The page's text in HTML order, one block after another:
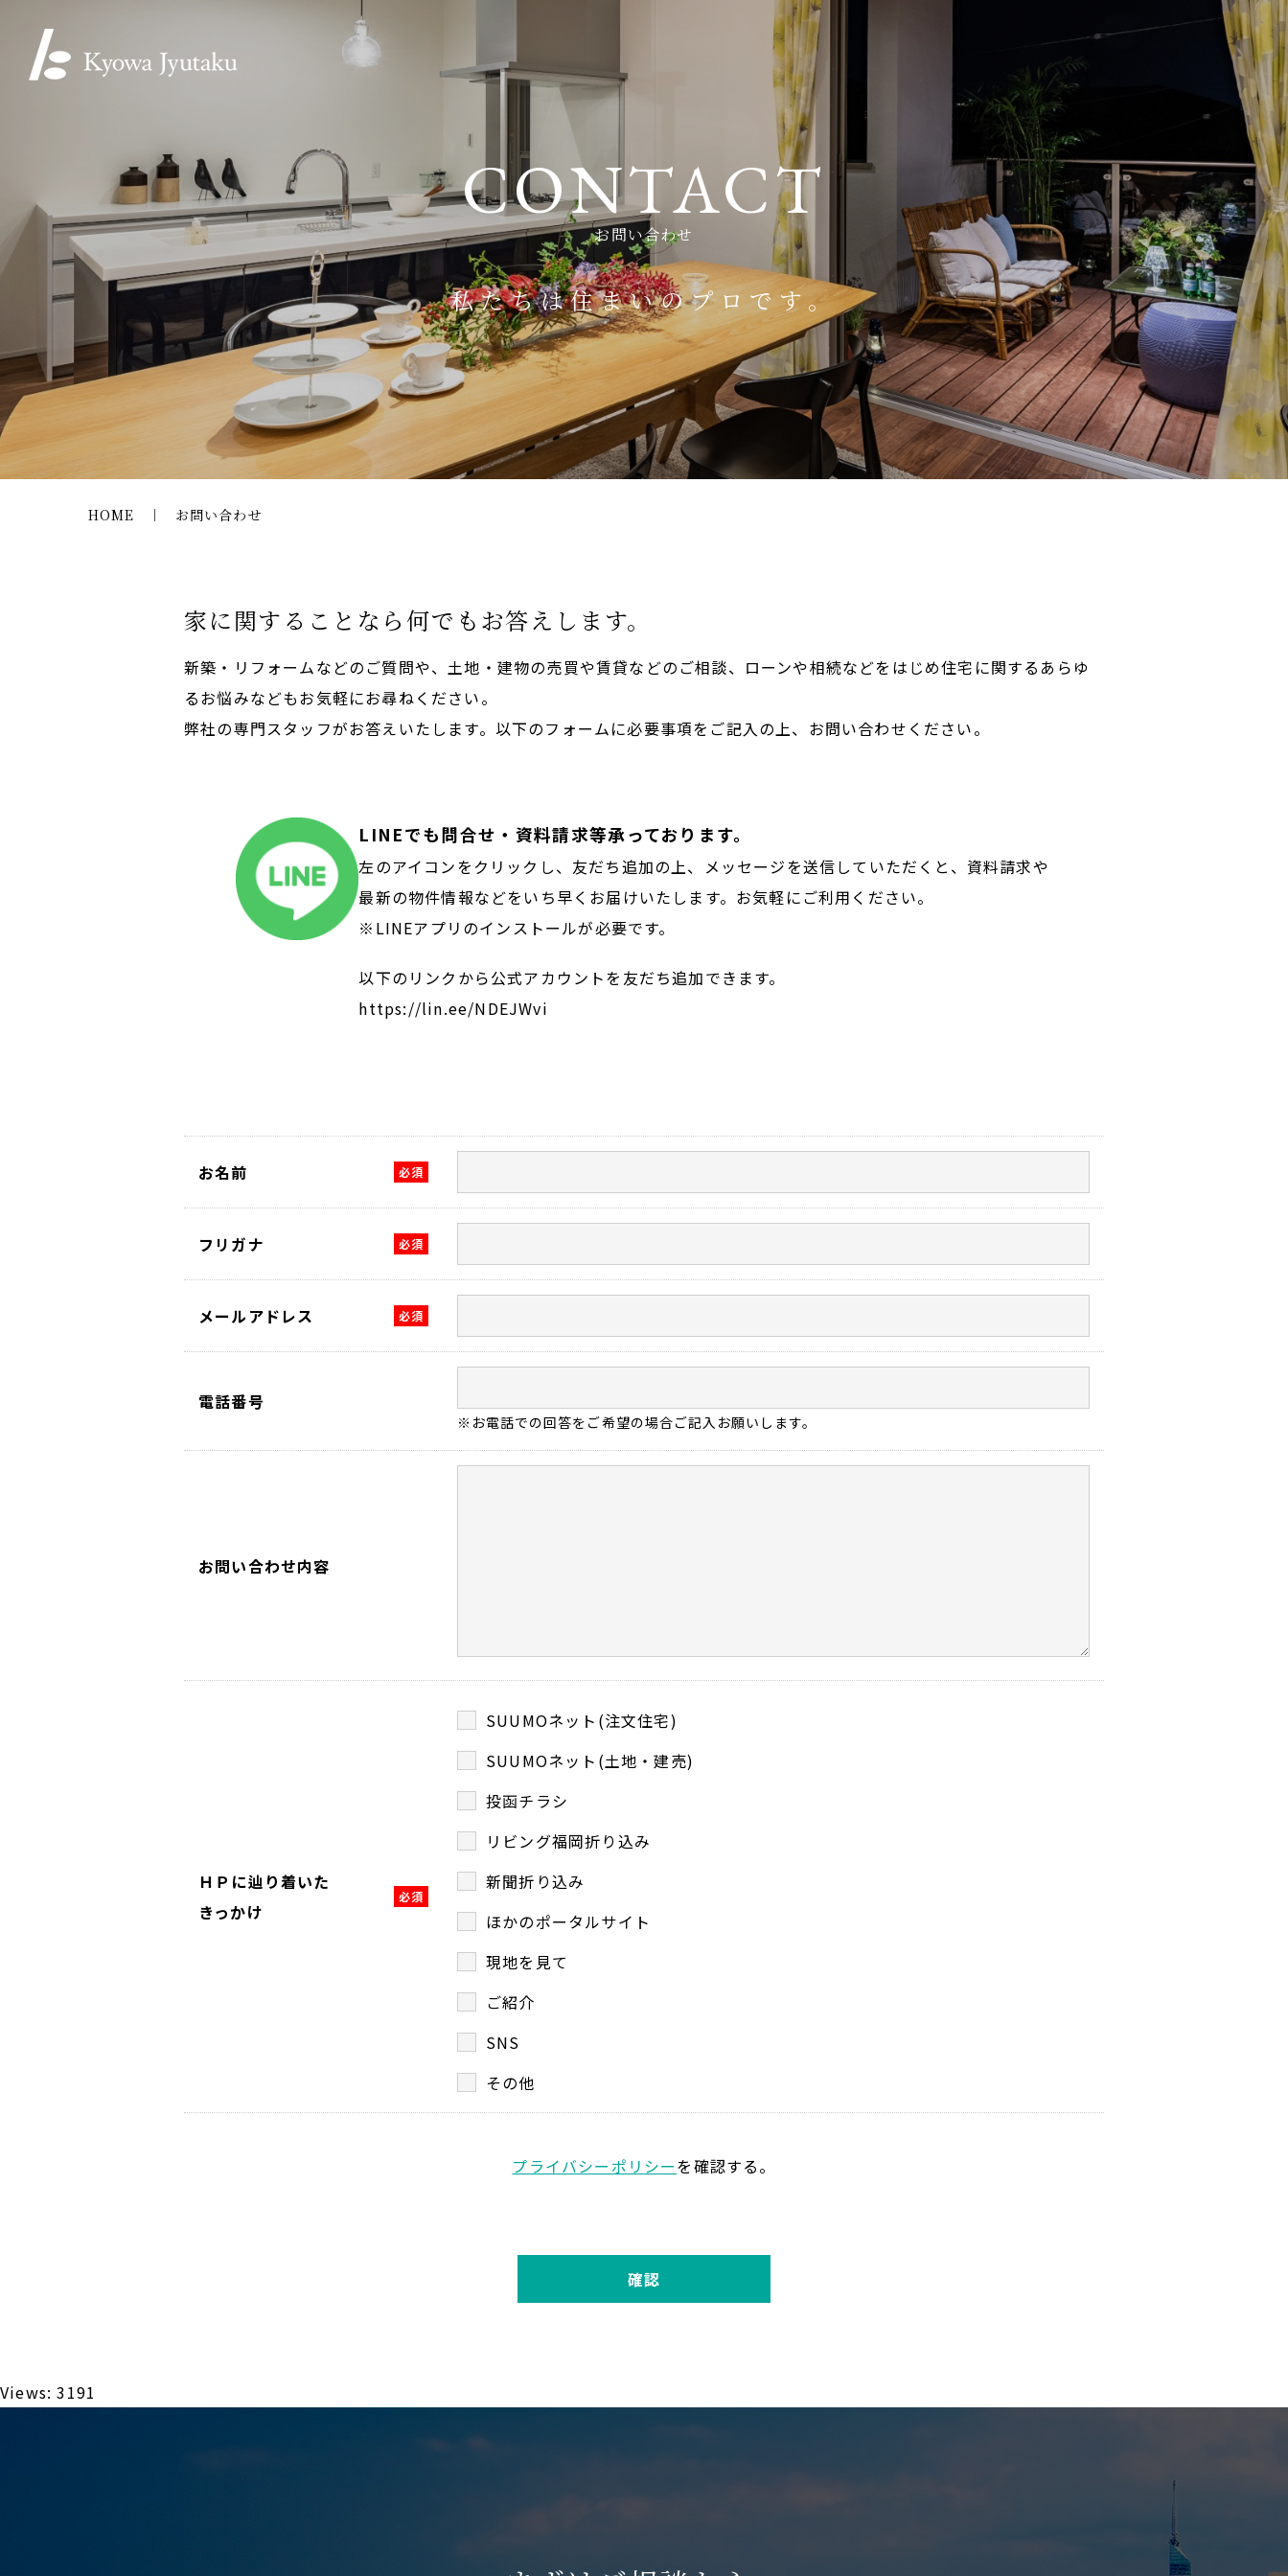
CONTACT
お問い合わせ
私たちは住まいのプロです。
HOME お問い合わせ
家に関することなら何でもお答えします。
新築・リフォームなどのご質問や、土地・建物の売買や賃貸などのご相談、ローンや相続などをはじめ住宅に関するあらゆ
るお悩みなどもお気軽にお尋ねください。
弊社の専門スタッフがお答えいたします。以下のフォームに必要事項をご記入の上、お問い合わせください。
LINEでも問合せ・資料請求等承っております。
左のアイコンをクリックし、友だち追加の上、メッセージを送信していただくと、資料請求や
最新の物件情報などをいち早くお届けいたします。お気軽にご利用ください。
※LINEアプリのインストールが必要です。
以下のリンクから公式アカウントを友だち追加できます。
https://lin.ee/NDEJWvi
お名前
フリガナ
メールアドレス
電話番号
※お電話での回答をご希望の場合ご記入お願いします。
お問い合わせ内容
ＨＰに辿り着いた
きっかけ
SUUMOネット(注文住宅)
SUUMOネット(土地・建売)
投函チラシ
リビング福岡折り込み
新聞折り込み
ほかのポータルサイト
現地を見て
ご紹介
SNS
その他
プライバシーポリシーを確認する。
確認
Views: 3191